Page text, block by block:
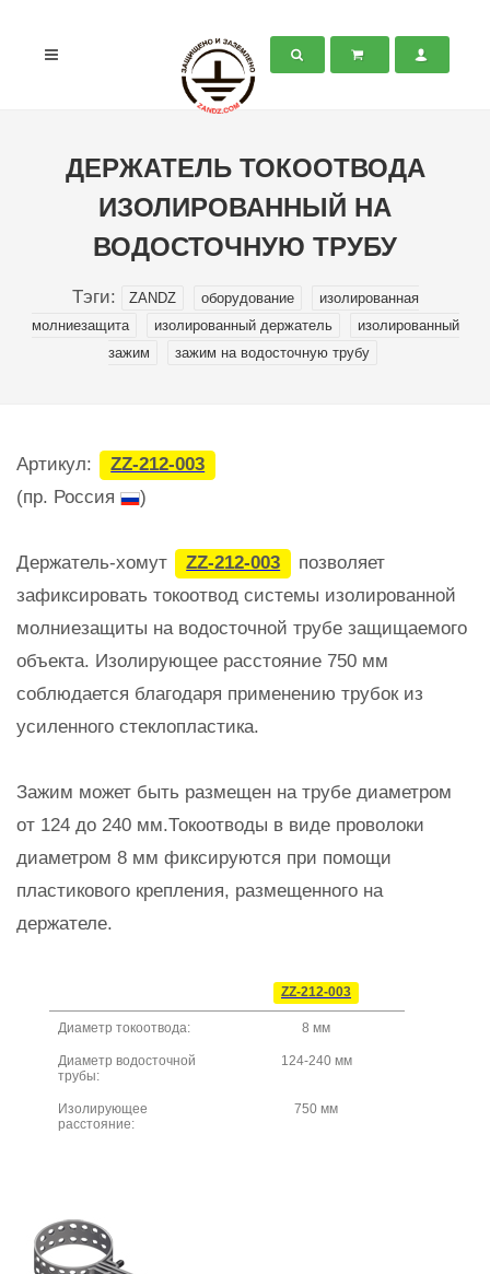
ДЕРЖАТЕЛЬ ТОКООТВОДА
ИЗОЛИРОВАННЫЙ НА
ВОДОСТОЧНУЮ ТРУБУ
Тэги: ZANDZ оборудование
изолированная
молниезащита
изолированный держатель
изолированный
зажим
зажим на водосточную трубу
Артикул:
ZZ-212-003
(пр. Россия
)
Держатель-хомут ZZ-212-003
позволяет
зафиксировать токоотвод системы изолированной
молниезащиты на водосточной трубе защищаемого
объекта. Изолирующее расстояние 750 мм
соблюдается благодаря применению трубок из
усиленного стеклопластика.
Зажим может быть размещен на трубе диаметром
от 124 до 240 мм.Токоотводы в виде проволоки
диаметром 8 мм фиксируются при помощи
пластикового крепления, размещенного на
держателе.
ZZ-212-003
Диаметр токоотвода: 8 мм
Диаметр водосточной
трубы:
124-240 мм
Изолирующее
расстояние:
750 мм